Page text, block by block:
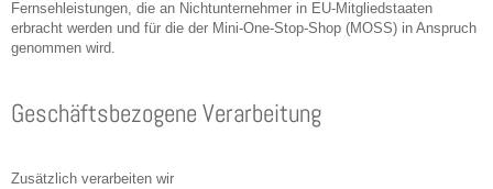
Fernsehleistungen, die an Nichtunternehmer in EU-Mitgliedstaaten
erbracht werden und für die der Mini-One-Stop-Shop (MOSS) in Anspruch
genommen wird.
Geschäftsbezogene Verarbeitung
Zusätzlich verarbeiten wir